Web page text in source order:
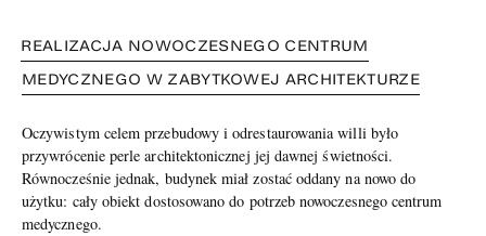
REALIZACJA NOWOCZESNEGO CENTRUM
MEDYCZNEGO W ZABYTKOWEJ ARCHITEKTURZE
Oczywistym celem przebudowy i odrestaurowania willi było
przywrócenie perle architektonicznej jej dawnej świetności.
Równocześnie jednak, budynek miał zostać oddany na nowo do
użytku: cały obiekt dostosowano do potrzeb nowoczesnego centrum
medycznego.